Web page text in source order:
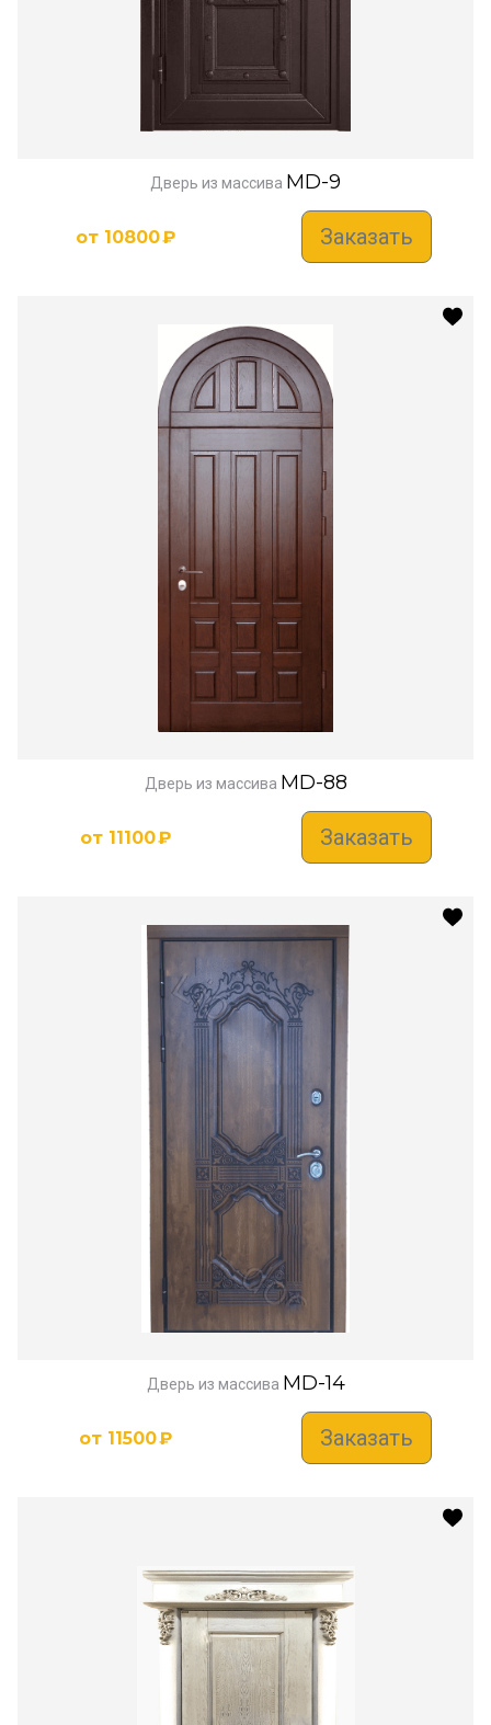
Дверь из массива MD-9
от 10800₽ Заказать
Дверь из массива MD-88
от 11100₽ Заказать
Дверь из массива MD-14
от 11500₽ Заказать